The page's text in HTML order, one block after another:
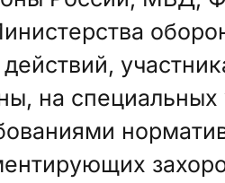
на специальных